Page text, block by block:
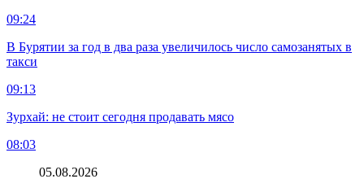
09:24
В Бурятии за год в два раза увеличилось число самозанятых в
такси
09:13
Зурхай: не стоит сегодня продавать мясо
08:03
05.08.2026